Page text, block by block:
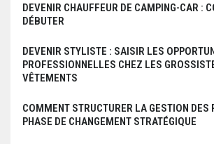
DEVENIR CHAUFFEUR DE CAMPING-CAR :
DÉBUTER
DEVENIR STYLISTE : SAISIR LES
PROFESSIONNELLES CHEZ LES
VÊTEMENTS
COMMENT STRUCTURER LA GESTION DES
PHASE DE CHANGEMENT STRATÉGIQUE